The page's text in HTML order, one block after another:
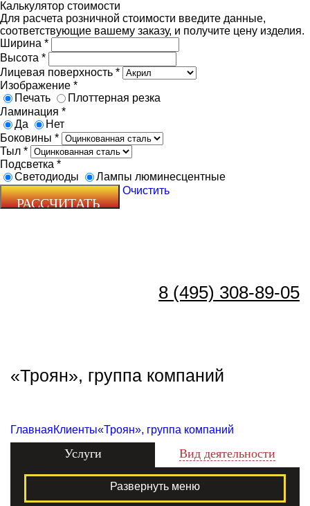
Калькулятор стоимости
Для расчета розничной стоимости введите данные,
соответствующие вашему заказу, и получите цену изделия.
Ширина *
Высота *
Лицевая поверхность *
Изображение *
Печать
Плоттерная резка
Ламинация *
Да
Нет
Боковины *
Тыл *
Подсветка *
Светодиоды
Лампы люминесцентные
Очистить
8 (495) 308-89-05
«Троян», группа компаний
ГлавнаяКлиенты«Троян», группа компаний
Услуги Вид деятельности
Развернуть меню